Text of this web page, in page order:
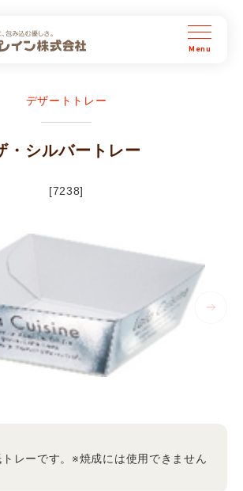
ビッグプレイン株式会社
デザートトレー
・シルバートレー
[7238]
レーです。※焼成には使用できません